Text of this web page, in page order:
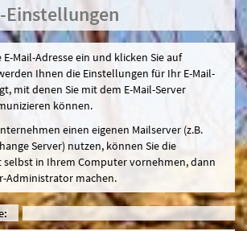
Einstellungen
Mail-Adresse ein und klicken Sie auf
Ihnen die Einstellungen für Ihr E-Mail-
mit denen Sie mit dem E-Mail-Server
können.
einen eigenen Mailserver (z.B.
Server) nutzen, können Sie die
selbst in Ihrem Computer vornehmen, dann
Administrator machen.